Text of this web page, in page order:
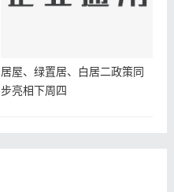
居屋、绿置居、白居二政策同
步亮相下周四